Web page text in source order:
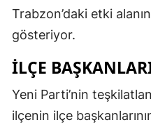
Trabzon’daki etki
gösteriyor.
İLÇE
Yeni Parti’nin
ilçenin ilçe